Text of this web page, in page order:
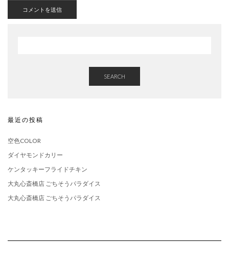
SEARCH
最近の投稿
空色COLOR
ダイヤモンドカリー
ケンタッキーフライドチキン
大丸心斎橋店 ごちそうパラダイス
大丸心斎橋店 ごちそうパラダイス